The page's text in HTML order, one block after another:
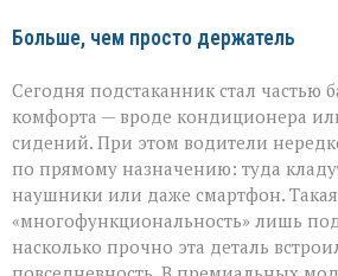
Больше, чем просто держатель
Сегодня подстаканник стал частью
комфорта — вроде кондиционера
сидений. При этом водители
по прямому назначению: туда
наушники или даже смартфон. Такая
«многофункциональность» лишь
насколько прочно эта деталь